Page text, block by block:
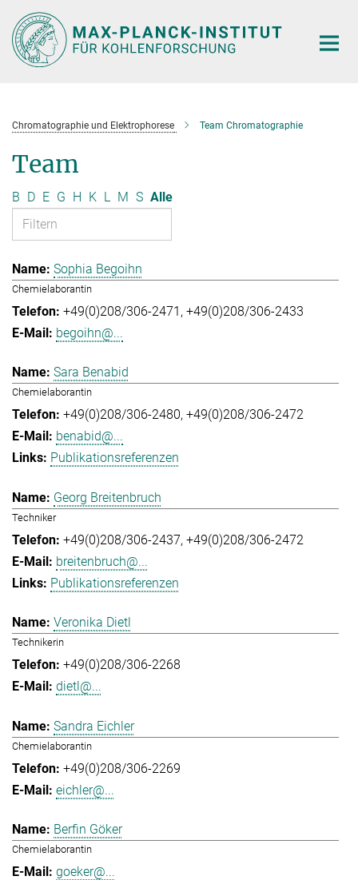
Hauptinhalt
Chromatographie und Elektrophorese Team Chromatographie
Team
B D E G H K L M S Alle
Sophia Begoihn
Chemielaborantin
+49(0)208/306-2471 +49(0)208/306-2433
begoihn@...
Sara Benabid
Chemielaborantin
+49(0)208/306-2480 +49(0)208/306-2472
benabid@...
Publikationsreferenzen
Georg Breitenbruch
Techniker
+49(0)208/306-2437 +49(0)208/306-2472
breitenbruch@...
Publikationsreferenzen
Veronika Dietl
Technikerin
+49(0)208/306-2268
dietl@...
Sandra Eichler
Chemielaborantin
+49(0)208/306-2269
eichler@...
Berfin Göker
Chemielaborantin
goeker@...